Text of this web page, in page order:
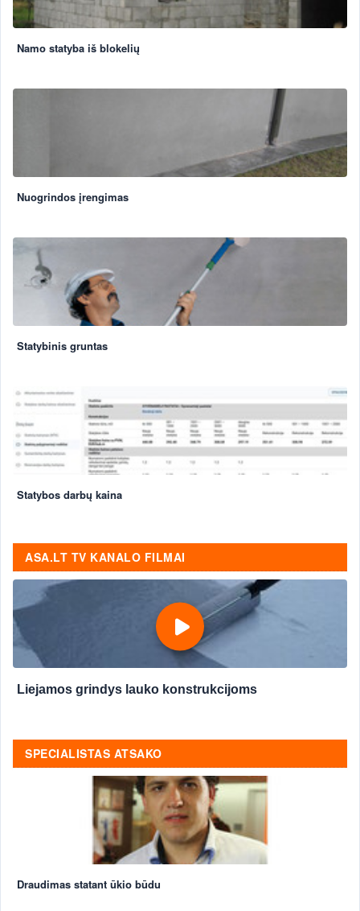
Namo statyba iš blokelių
Nuogrindos įrengimas
Statybinis gruntas
Statybos darbų kaina
ASA.LT TV KANALO FILMAI
Liejamos grindys lauko konstrukcijoms
SPECIALISTAS ATSAKO
Draudimas statant ūkio būdu